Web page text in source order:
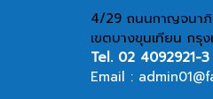
4/29 ถนนกาญจนาภิ
เขตบางขุนเทียน กรุ
Tel. 02 4092921-3
Email :